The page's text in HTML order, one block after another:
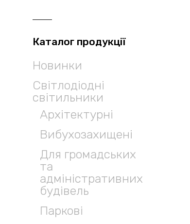
Каталог продукції
Новинки
Світлодіодні
світильники
Архітектурні
Вибухозахищені
Для громадських
та
адміністративних
будівель
Паркові